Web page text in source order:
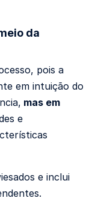
da
pois a
em intuição do
mas em
e
e inclui